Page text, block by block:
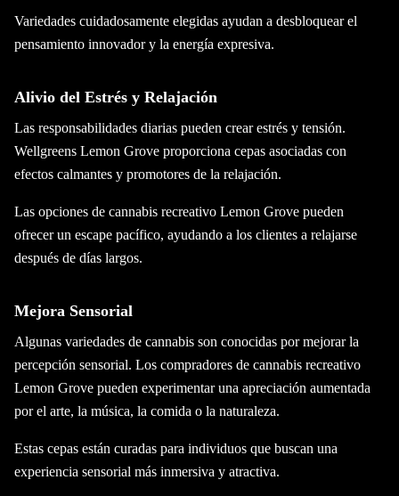
Variedades cuidadosamente elegidas ayudan a desbloquear el
pensamiento innovador y la energía expresiva.
Alivio del Estrés y Relajación
Las responsabilidades diarias pueden crear estrés y tensión.
Wellgreens Lemon Grove proporciona cepas asociadas con
efectos calmantes y promotores de la relajación.
Las opciones de cannabis recreativo Lemon Grove pueden
ofrecer un escape pacífico, ayudando a los clientes a relajarse
después de días largos.
Mejora Sensorial
Algunas variedades de cannabis son conocidas por mejorar la
percepción sensorial. Los compradores de cannabis recreativo
Lemon Grove pueden experimentar una apreciación aumentada
por el arte, la música, la comida o la naturaleza.
Estas cepas están curadas para individuos que buscan una
experiencia sensorial más inmersiva y atractiva.